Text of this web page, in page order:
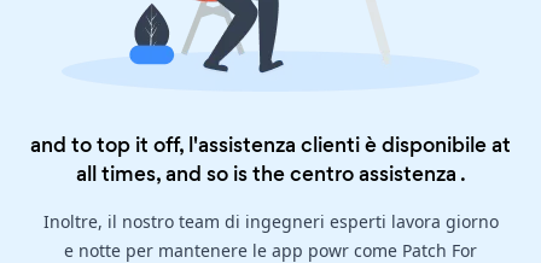
and to top it off, l'assistenza clienti è disponibile at
all times, and so is thecentro assistenza .
Inoltre, il nostro team di ingegneri esperti lavora giorno
e notte per mantenere le app powr come Patch For